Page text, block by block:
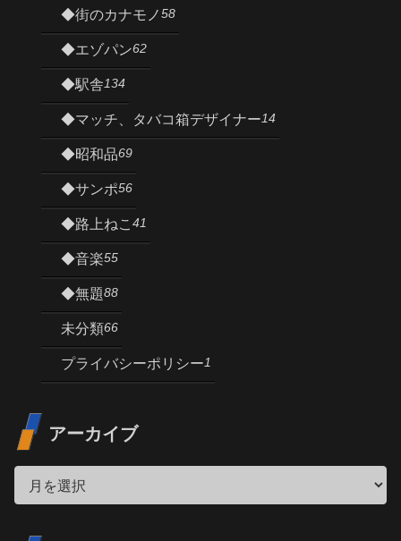
◆街のカナモノ58
◆エゾパン62
◆駅舎134
◆マッチ、タバコ箱デザイナー14
◆昭和品69
◆サンポ56
◆路上ねこ 41
◆音楽55
◆無題88
未分類66
プライバシーポリシー1
アーカイブ